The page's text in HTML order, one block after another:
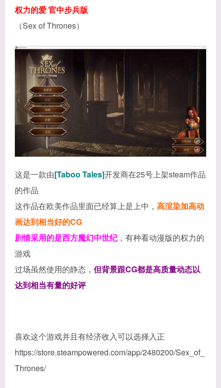
权力的爱 官中步兵版
（Sex of Thrones）
这是一款由[Taboo Tales]开发商在25号上架steam作品
的作品
这作品在欧美作品里面已经算上是上中， 高渲染加高动
画达到相当好的CG
剧情采用的是西方魔幻中世纪，有种看动漫版的权力的
游戏
过场虽然使用的静态， 但背景跟CG都是高质量动态以
达到相当有量的好评
喜欢这个游戏并且有经济收入可以选择入正
https://store.steampowered.com/app/2480200/Sex_of_
Thrones/